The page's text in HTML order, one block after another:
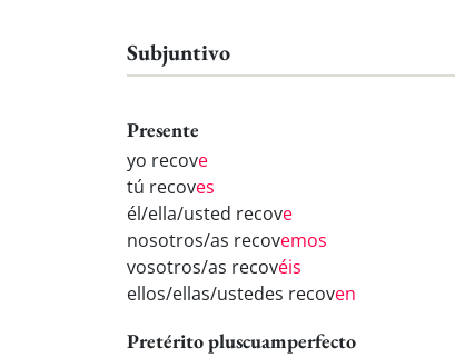
Subjuntivo
Presente
yo recove
tú recoves
él/ella/usted recove
nosotros/as recovemos
vosotros/as recovéis
ellos/ellas/ustedes recoven
Pretérito pluscuamperfecto